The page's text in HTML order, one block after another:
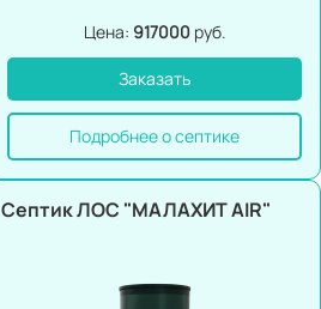
Цена: 917000 руб.
Заказать
Подробнее о септике
Септик ЛОС "МАЛАХИТ AIR"